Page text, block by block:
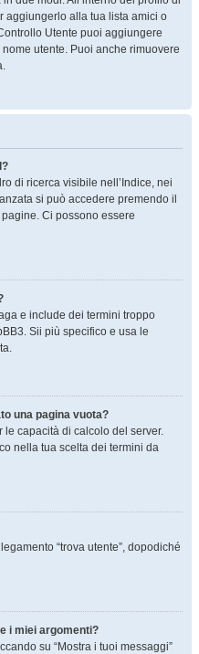
aggiungerlo alla tua lista amici o
Utente puoi aggiungere
utente. Puoi anche rimuovere
di ricerca visibile nell’Indice, nei
si può accedere premendo il
Ci possono essere
e include dei termini troppo
Sii più specifico e usa le
una pagina vuota?
le capacità di calcolo del server.
nella tua scelta dei termini da
“trova utente”, dopodiché
i miei argomenti?
su “Mostra i tuoi messaggi”